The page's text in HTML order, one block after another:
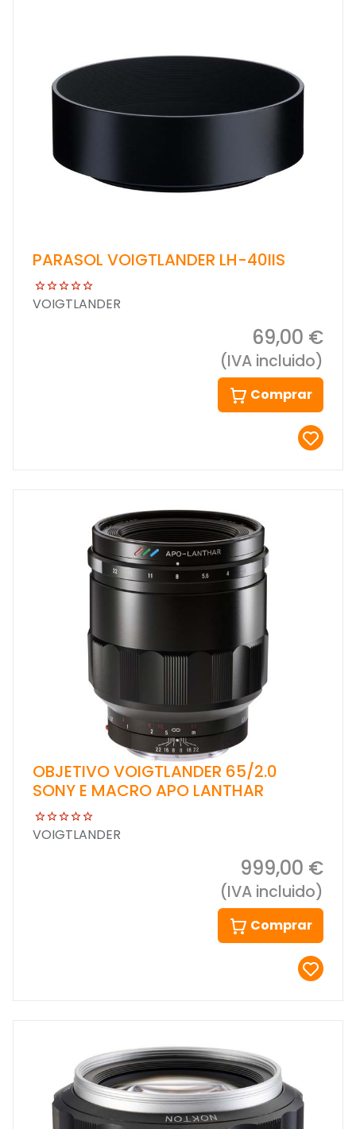
PARASOL VOIGTLANDER LH-40IIS
VOIGTLANDER
69,00 €
(IVA incluido)
Comprar
OBJETIVO VOIGTLANDER 65/2.0
SONY E MACRO APO LANTHAR
VOIGTLANDER
999,00 €
(IVA incluido)
Comprar